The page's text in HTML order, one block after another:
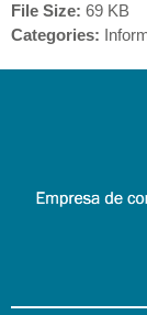
File Size: 69 KB
Categories: